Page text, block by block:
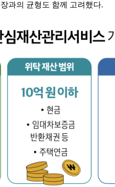
과의 균형도 함께 고려했다.